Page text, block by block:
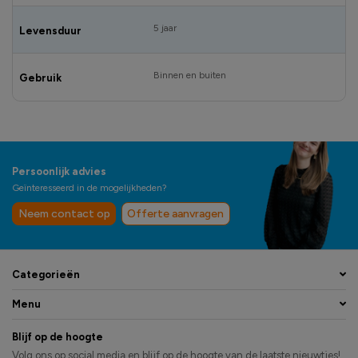
Levensduur 5 jaar
Gebruik Binnen en buiten
Persoonlijk advies
Geïnteresseerd in de mogelijkheden?
Neem contact op Offerte aanvragen
Categorieën
Menu
Blijf op de hoogte
Volg ons op social media en blijf op de hoogte van de laatste nieuwtjes!